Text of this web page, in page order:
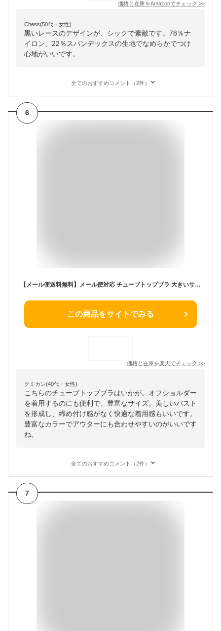
価格と在庫をAmazonでチェック >>
Chess(50代・女性)
黒いレースのデザインが、シックで素敵です。78％ナ
イロン、22％スパンデックスの生地でなめらかでつけ
心地がいいです。
全てのおすすめコメント（2件）
6
【メール便送料無料】メール便対応 チューブトップブラ 大きいサイズ レディース 下着 ブラジャー フィットネス ストラップレス ナイトブラ 肩見せ M/L/LL/3L/4L/5L/6L/7L ゆったりサイズ ぽっちゃり女子 プラスサイズ
この商品をサイトでみる
価格と在庫を楽天でチェック >>
クミカン(40代・女性)
こちらのチューブトップブラはいかが。オフショルダー
を着用するのにも便利で、豊富なサイズ。美しいバスト
を形成し、締め付け感がなく快適な着用感もいいです。
豊富なカラーでアウターにも合わせやすいのがいいです
ね。
全てのおすすめコメント（2件）
7